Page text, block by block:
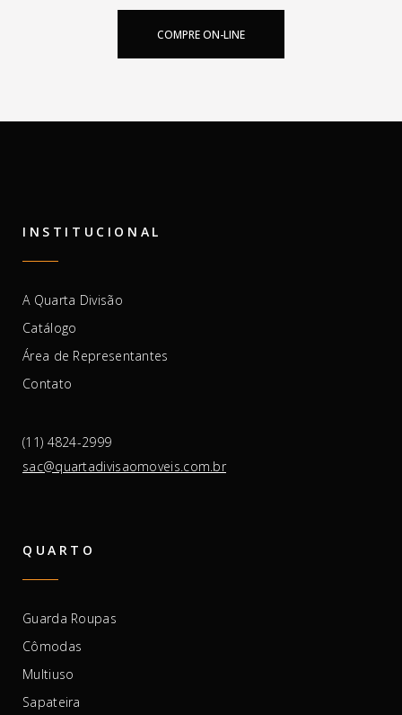
COMPRE ON-LINE
INSTITUCIONAL
A Quarta Divisão
Catálogo
Área de Representantes
Contato
(11) 4824-2999
sac@quartadivisaomoveis.com.br
QUARTO
Guarda Roupas
Cômodas
Multiuso
Sapateira